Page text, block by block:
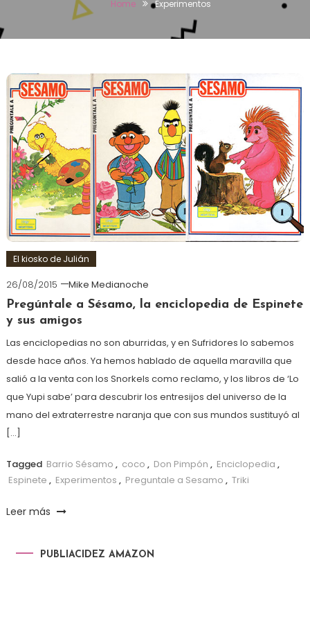
Home Experimentos
El kiosko de Julián
26/08/2015
Mike Medianoche
Pregúntale a Sésamo, la enciclopedia de Espinete
y sus amigos
Las enciclopedias no son aburridas, y en Sufridores lo sabemos
desde hace años. Ya hemos hablado de aquella maravilla que
salió a la venta con los Snorkels como reclamo, y los libros de ‘Lo
que Yupi sabe’ para descubrir los entresijos del universo de la
mano del extraterrestre naranja que con sus mundos sustituyó al
[…]
Tagged Barrio Sésamo , coco , Don Pimpón , Enciclopedia ,
Espinete , Experimentos , Preguntale a Sesamo , Triki
Leer más
PUBLIACIDEZ AMAZON